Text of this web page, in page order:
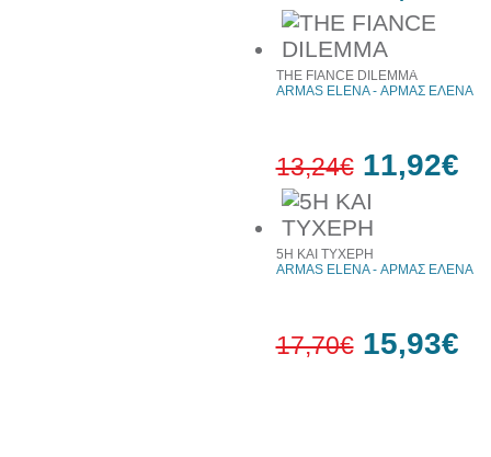
έκπτωση
THE FIANCE DILEMMA
ARMAS ELENA - ΑΡΜΑΣ ΕΛΕΝΑ
13,24€ 11,92€
5Η ΚΑΙ ΤΥΧΕΡΗ
ARMAS ELENA - ΑΡΜΑΣ ΕΛΕΝΑ
17,70€ 15,93€